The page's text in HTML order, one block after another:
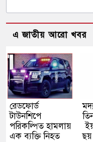
এ জাতীয় আরো খবর
রেডফোর্ড
টাউনশিপে
পরিকল্পিত হামলায়
এক ব্যক্তি নিহত